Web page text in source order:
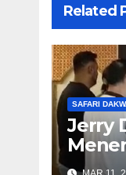
Related
SAFARI
Jerry